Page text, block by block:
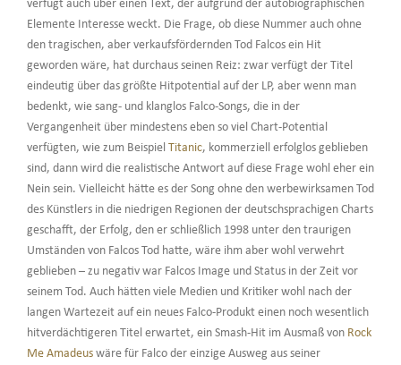
verfügt auch über einen Text, der aufgrund der autobiographischen
Elemente Interesse weckt. Die Frage, ob diese Nummer auch ohne
den tragischen, aber verkaufsfördernden Tod Falcos ein Hit
geworden wäre, hat durchaus seinen Reiz: zwar verfügt der Titel
eindeutig über das größte Hitpotential auf der LP, aber wenn man
bedenkt, wie sang- und klanglos Falco-Songs, die in der
Vergangenheit über mindestens eben so viel Chart-Potential
verfügten, wie zum Beispiel Titanic, kommerziell erfolglos geblieben
sind, dann wird die realistische Antwort auf diese Frage wohl eher ein
Nein sein. Vielleicht hätte es der Song ohne den werbewirksamen Tod
des Künstlers in die niedrigen Regionen der deutschsprachigen Charts
geschafft, der Erfolg, den er schließlich 1998 unter den traurigen
Umständen von Falcos Tod hatte, wäre ihm aber wohl verwehrt
geblieben – zu negativ war Falcos Image und Status in der Zeit vor
seinem Tod. Auch hätten viele Medien und Kritiker wohl nach der
langen Wartezeit auf ein neues Falco-Produkt einen noch wesentlich
hitverdächtigeren Titel erwartet, ein Smash-Hit im Ausmaß von Rock
Me Amadeuswäre für Falco der einzige Ausweg aus seiner